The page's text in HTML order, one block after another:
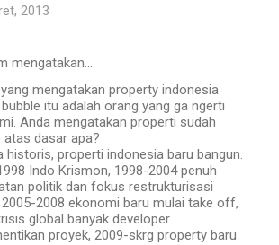
2013
mengatakan…
mengatakan property indonesia
itu adalah orang yang ga ngerti
Anda mengatakan properti sudah
atas dasar apa?
historis, properti indonesia baru bangun.
Indo Krismon, 1998-2004 penuh
politik dan fokus restrukturisasi
2008 ekonomi baru mulai take off,
global banyak developer
proyek, 2009-skrg property baru